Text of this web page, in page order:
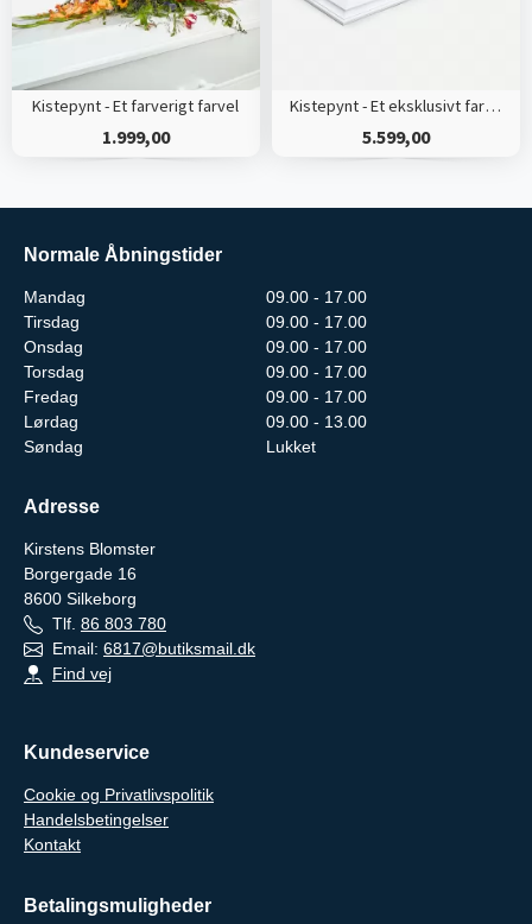
Kistepynt - Et farverigt farvel
1.999,00
Kistepynt - Et eksklusivt farvel
5.599,00
Normale Åbningstider
Mandag
09.00 - 17.00
Tirsdag
09.00 - 17.00
Onsdag
09.00 - 17.00
Torsdag
09.00 - 17.00
Fredag
09.00 - 17.00
Lørdag
09.00 - 13.00
Søndag
Lukket
Adresse
Kirstens Blomster
Borgergade 16
8600 Silkeborg
Tlf. 86 803 780
Email: 6817@butiksmail.dk
Find vej
Kundeservice
Cookie og Privatlivspolitik
Handelsbetingelser
Kontakt
Betalingsmuligheder